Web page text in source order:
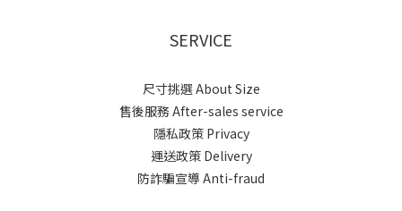
SERVICE
尺寸挑選 About Size
售後服務 After-sales service
隱私政策 Privacy
運送政策 Delivery
防詐騙宣導 Anti-fraud